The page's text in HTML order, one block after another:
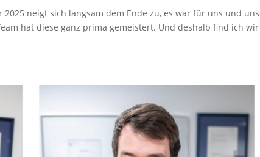
neigt sich langsam dem Ende zu, es war für uns und
hat diese ganz prima gemeistert. Und deshalb find ich wir